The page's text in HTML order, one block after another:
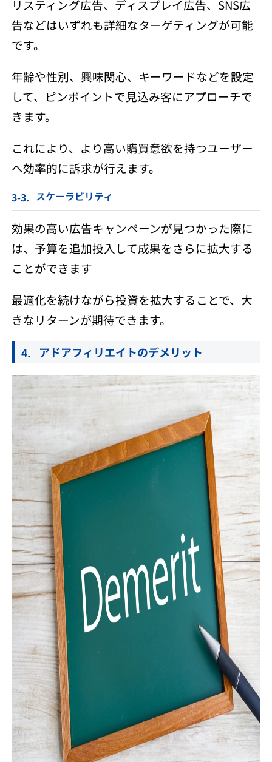
リスティング広告、ディスプレイ広告、SNS広
告などはいずれも詳細なターゲティングが可能
です。
年齢や性別、興味関心、キーワードなどを設定
して、ピンポイントで見込み客にアプローチで
きます。
これにより、より高い購買意欲を持つユーザー
へ効率的に訴求が行えます。
スケーラビリティ
効果の高い広告キャンペーンが見つかった際に
は、予算を追加投入して成果をさらに拡大する
ことができます
最適化を続けながら投資を拡大することで、大
きなリターンが期待できます。
アドアフィリエイトのデメリット